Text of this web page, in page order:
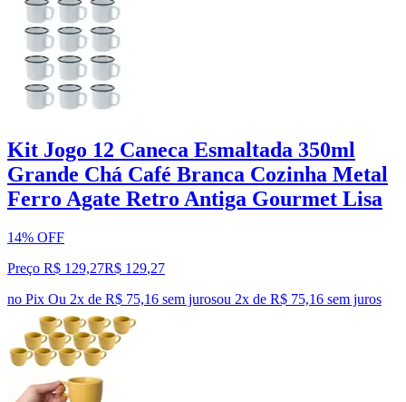
Kit Jogo 12 Caneca Esmaltada 350ml
Grande Chá Café Branca Cozinha Metal
Ferro Agate Retro Antiga Gourmet Lisa
14% OFF
Preço R$ 129,27R$ 129,27
no Pix Ou 2x de R$ 75,16 sem jurosou 2x de R$ 75,16 sem juros